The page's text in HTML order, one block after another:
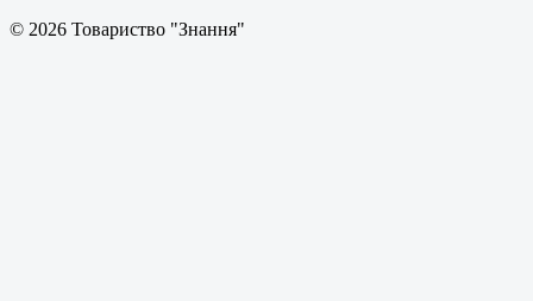
© 2026 Товариство "Знання"